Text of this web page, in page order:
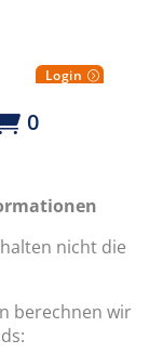
Login
0
nicht die
berechnen wir